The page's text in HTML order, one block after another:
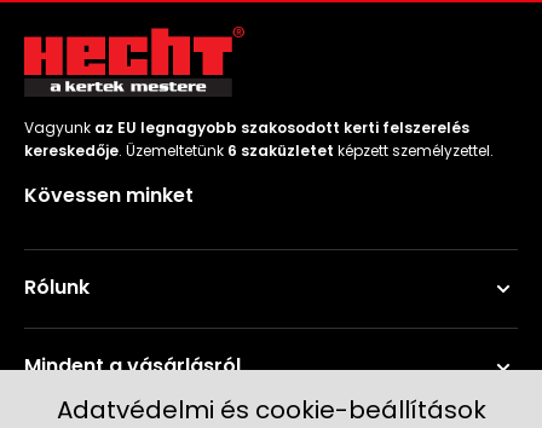
Vagyunk az EU legnagyobb szakosodott kerti felszerelés
kereskedője. Üzemeltetünk 6 szaküzletet képzett személyzettel.
Kövessen minket
Rólunk
Mindent a vásárlásról
Adatvédelmi és cookie-beállítások